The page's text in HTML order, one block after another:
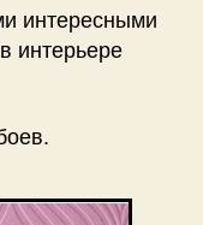
интересными
интерьере